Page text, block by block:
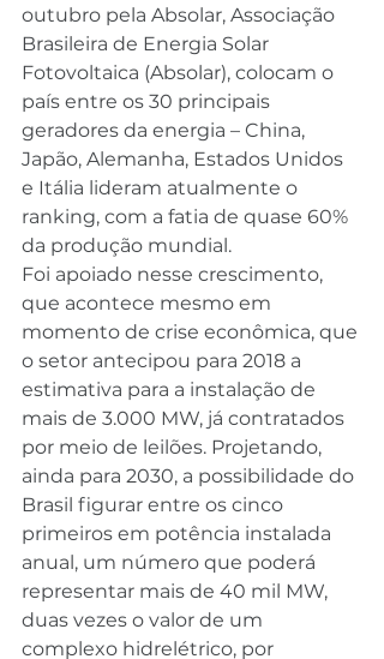
outubro pela Absolar, Associação
Brasileira de Energia Solar
Fotovoltaica (Absolar), colocam o
país entre os 30 principais
geradores da energia – China,
Japão, Alemanha, Estados Unidos
e Itália lideram atualmente o
ranking, com a fatia de quase 60%
da produção mundial.
Foi apoiado nesse crescimento,
que acontece mesmo em
momento de crise econômica, que
o setor antecipou para 2018 a
estimativa para a instalação de
mais de 3.000 MW, já contratados
por meio de leilões. Projetando,
ainda para 2030, a possibilidade do
Brasil figurar entre os cinco
primeiros em potência instalada
anual, um número que poderá
representar mais de 40 mil MW,
duas vezes o valor de um
complexo hidrelétrico, por